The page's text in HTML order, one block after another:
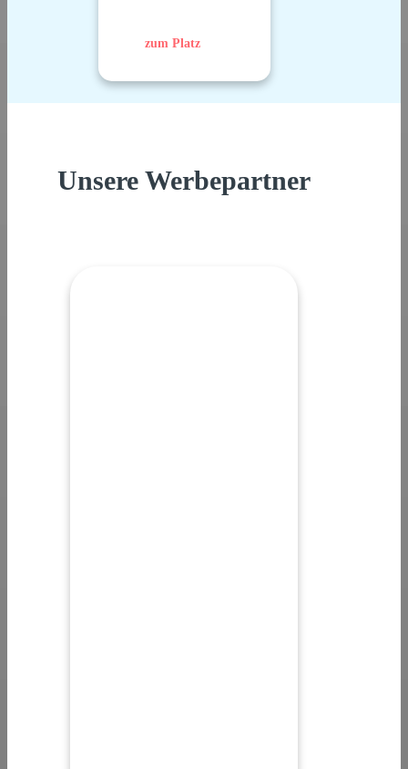
zum Platz
Unsere Werbepartner